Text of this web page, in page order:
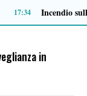
Spari a Pastena, il ventenne ferito lascia l’ospedale: si indaga sul vero obiettivo
in